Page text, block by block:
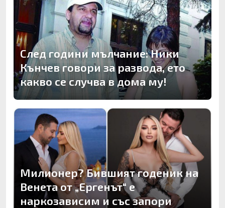
След години мълчание: Ники
Кънчев говори за развода, ето
какво се случва в дома му!
Милионер? Бившият годеник на
Венета от „Ергенът“ е
наркозависим и със запори